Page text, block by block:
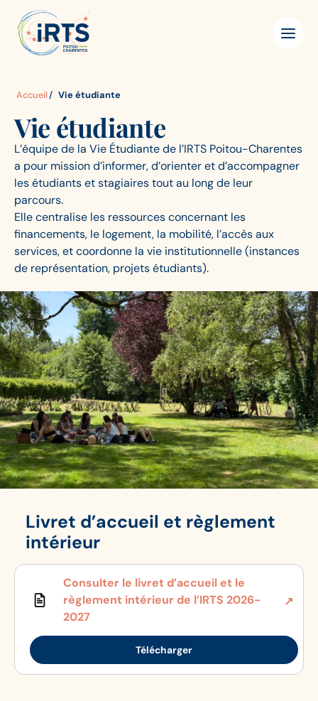
contenu
principal
Poitou-
Charentes
Accueil Vie étudiante
Vie étudiante
L’équipe de la Vie Étudiante de l’IRTS Poitou-Charentes
a pour mission d’informer, d’orienter et d’accompagner
les étudiants et stagiaires tout au long de leur
parcours.
Elle centralise les ressources concernant les
financements, le logement, la mobilité, l’accès aux
services, et coordonne la vie institutionnelle (instances
de représentation, projets étudiants).
Livret d’accueil et règlement
intérieur
Consulter le livret d’accueil et le
règlement intérieur de l’IRTS 2026-
2027
Télécharger
Panneau de gestion des cookies